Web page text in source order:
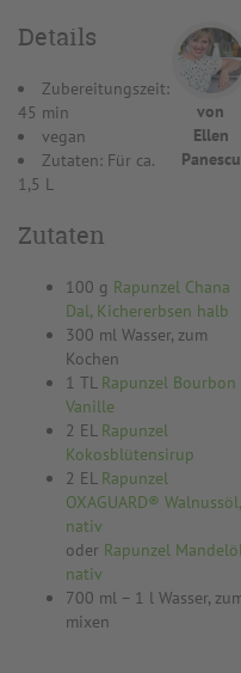
von
Ellen
Panescu
Details
Zubereitungszeit:
45 min
vegan
Zutaten: Für ca.
1,5 L
Zutaten
100 g Rapunzel Chana
Dal, Kichererbsen halb
300 ml Wasser, zum
Kochen
1 TL Rapunzel Bourbon
Vanille
2 EL Rapunzel
Kokosblütensirup
2 EL Rapunzel
OXAGUARD® Walnussöl,
nativ
oder Rapunzel
nativ
700 ml – 1 l Wasser,
mixen